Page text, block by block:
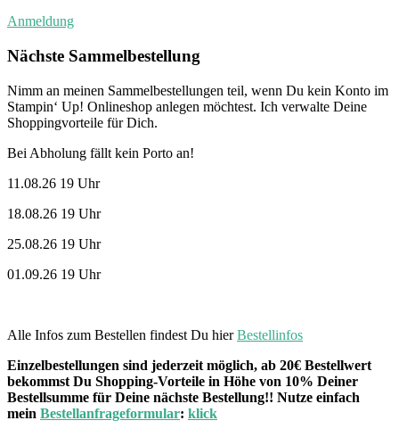
Anmeldung
Nächste Sammelbestellung
Nimm an meinen Sammelbestellungen teil, wenn Du kein Konto im
Stampin‘ Up! Onlineshop anlegen möchtest. Ich verwalte Deine
Shoppingvorteile für Dich.
Bei Abholung fällt kein Porto an!
11.08.26 19 Uhr
18.08.26 19 Uhr
25.08.26 19 Uhr
01.09.26 19 Uhr
Alle Infos zum Bestellen findest Du hierBestellinfos
Einzelbestellungen sind jederzeit möglich, ab 20€ Bestellwert
bekommst Du Shopping-Vorteile in Höhe von 10% Deiner
Bestellsumme für Deine nächste Bestellung!! Nutze einfach
mein Bestellanfrageformular: klick